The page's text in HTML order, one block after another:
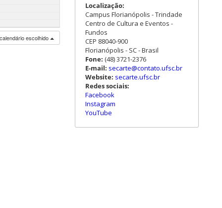
escolhido
Localização:
Campus Florianópolis - Trindade
Centro de Cultura e Eventos -
Fundos
CEP 88040-900
Florianópolis - SC - Brasil
Fone: (48) 3721-2376
E-mail: secarte@contato.ufsc.br
Website: secarte.ufsc.br
Redes sociais:
Facebook
Instagram
YouTube